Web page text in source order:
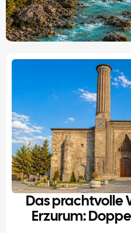
Das prachtvolle
Erzurum: